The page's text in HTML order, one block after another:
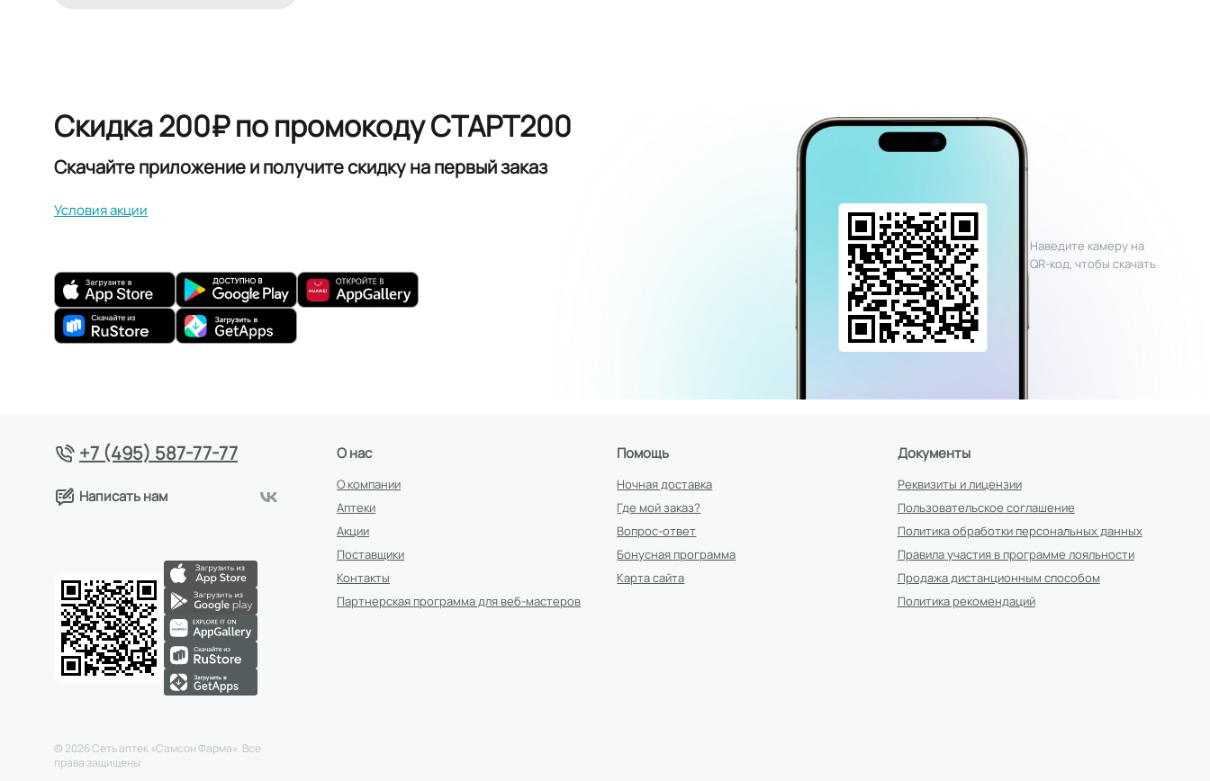
Скидка 200₽ по промокоду СТАРТ200
Скачайте приложение и получите скидкуна первый заказ
Условия акции
Наведите камеру на
QR-код, чтобы скачать
+7 (495) 587-77-77
Написать нам
© 2026Сеть аптек «Самсон Фарма». Все
права защищены
О нас
О компании
Аптеки
Акции
Поставщики
Контакты
Партнерская программа для веб-мастеров
Помощь
Ночная доставка
Где мой заказ?
Вопрос-ответ
Бонусная программа
Карта сайта
Документы
Реквизиты и лицензии
Пользовательское соглашение
Политика обработки персональных данных
Правила участия в программе лояльности
Продажа дистанционным способом
Политика рекомендаций